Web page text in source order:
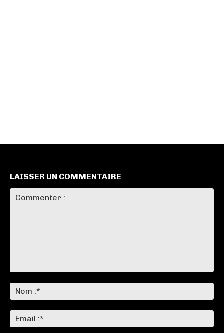
LAISSER UN COMMENTAIRE
:*
:*